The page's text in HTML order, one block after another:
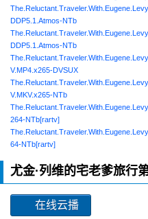
DDP5.1.Atmos-NTb
DDP5.1.Atmos-NTb
V.MP4.x265-DVSUX
V.MKV.x265-NTb
264-NTb[rartv]
64-NTb[rartv]
尤金·列维的宅老爹旅行
在线云播